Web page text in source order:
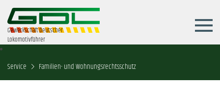
Gewerkschaft Deutscher
Lokomotivführer
Service Familien- und Wohnungsrechtsschutz